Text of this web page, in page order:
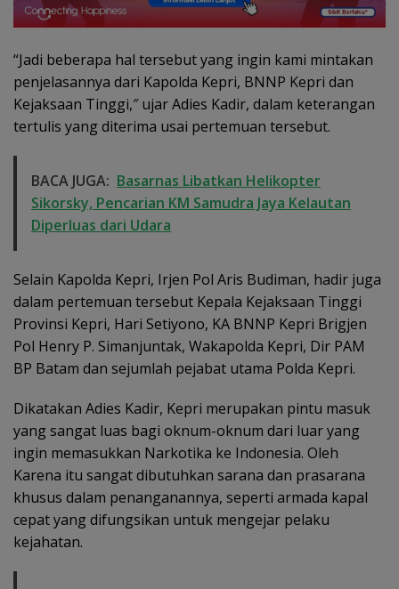
“Jadi beberapa hal tersebut yang ingin kami mintakan
penjelasannya dari Kapolda Kepri, BNNP Kepri dan
Kejaksaan Tinggi,″ ujar Adies Kadir, dalam keterangan
tertulis yang diterima usai pertemuan tersebut.
BACA JUGA: Basarnas Libatkan Helikopter
Sikorsky, Pencarian KM Samudra Jaya Kelautan
Diperluas dari Udara
Selain Kapolda Kepri, Irjen Pol Aris Budiman, hadir juga
dalam pertemuan tersebut Kepala Kejaksaan Tinggi
Provinsi Kepri, Hari Setiyono, KA BNNP Kepri Brigjen
Pol Henry P. Simanjuntak, Wakapolda Kepri, Dir PAM
BP Batam dan sejumlah pejabat utama Polda Kepri.
Dikatakan Adies Kadir, Kepri merupakan pintu masuk
yang sangat luas bagi oknum-oknum dari luar yang
ingin memasukkan Narkotika ke Indonesia. Oleh
Karena itu sangat dibutuhkan sarana dan prasarana
khusus dalam penanganannya, seperti armada kapal
cepat yang difungsikan untuk mengejar pelaku
kejahatan.